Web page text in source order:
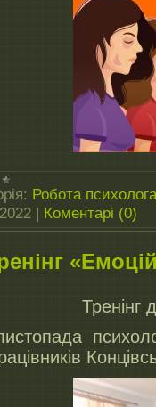
Робота психолога
| Коментарі (0)
Тренінг